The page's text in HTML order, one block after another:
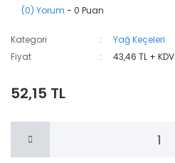
(0) Yorum - 0 Puan
Kategori
Yağ Keçeleri
Fiyat
43,46 TL + KDV
52,15 TL